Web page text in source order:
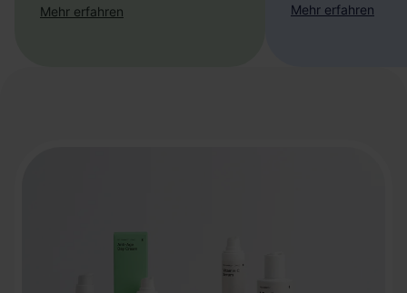
Mehr erfahren
Mehr erfahren